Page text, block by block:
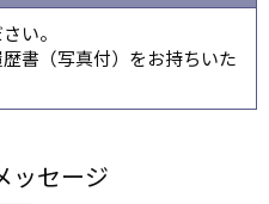
い。
書（写真付）をお持ちいた
ッセージ